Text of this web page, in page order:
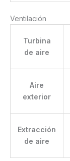
Ventilación
Turbina
de aire
Aire
exterior
Extracción
de aire